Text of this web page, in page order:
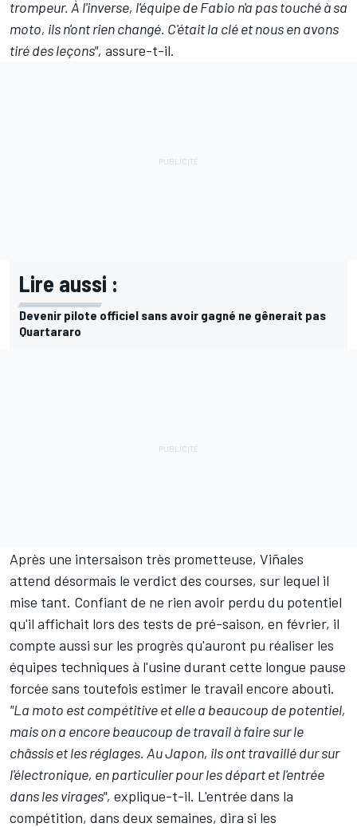
trompeur. À l'inverse, l'équipe de Fabio n'a pas touché à sa
moto, ils n'ont rien changé. C'était la clé et nous en avons
tiré des leçons", assure-t-il.
Lire aussi :
Devenir pilote officiel sans avoir gagné ne gênerait pas
Quartararo
Après une intersaison très prometteuse, Viñales
attend désormais le verdict des courses, sur lequel il
mise tant. Confiant de ne rien avoir perdu du potentiel
qu'il affichait lors des tests de pré-saison, en février, il
compte aussi sur les progrès qu'auront pu réaliser les
équipes techniques à l'usine durant cette longue pause
forcée sans toutefois estimer le travail encore abouti.
"La moto est compétitive et elle a beaucoup de potentiel,
mais on a encore beaucoup de travail à faire sur le
châssis et les réglages. Au Japon, ils ont travaillé dur sur
l'électronique, en particulier pour les départ et l'entrée
dans les virages", explique-t-il. L'entrée dans la
compétition, dans deux semaines, dira si les